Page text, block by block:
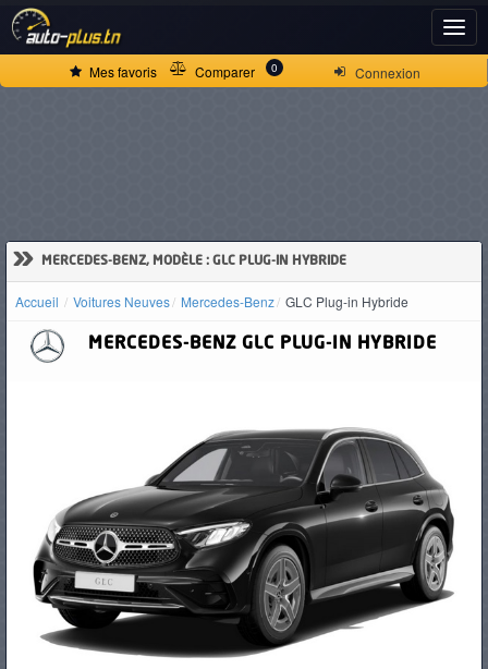
Connexion
Mes favoris Comparer 0
» MERCEDES-BENZ, MODÈLE : GLC PLUG-IN HYBRIDE
Accueil Voitures Neuves Mercedes-Benz GLC Plug-in Hybride
MERCEDES-BENZ GLC PLUG-IN HYBRIDE
ACCUEIL
D'OCCASION
PNEUS